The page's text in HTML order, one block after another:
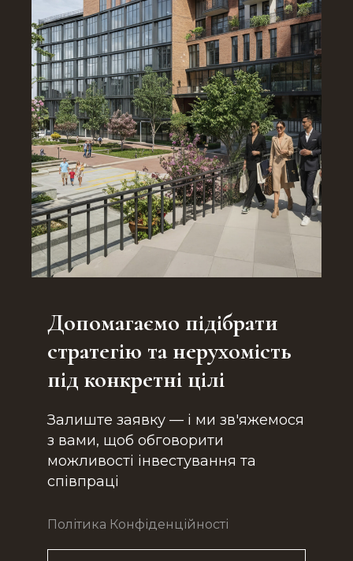
Допомагаємо підібрати
стратегію та нерухомість
під конкретні цілі
Залиште заявку — і ми зв'яжемося
з вами, щоб обговорити
можливості інвестування та
співпраці
Політика Конфіденційності